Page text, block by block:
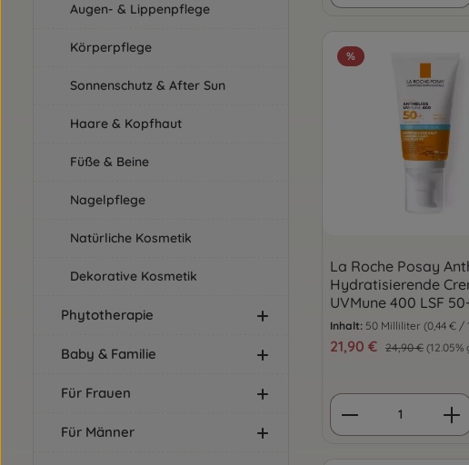
Augen- & Lippenpflege
Körperpflege
Sonnenschutz & After Sun
Haare & Kopfhaut
Füße & Beine
Nagelpflege
Natürliche Kosmetik
Dekorative Kosmetik
Phytotherapie
Baby & Familie
Für Frauen
Für Männer
%
La Roche Posay
Hydratisierende
UVMune 400 LSF
Inhalt: 50 Milliliter (0,44 € /
Verkaufspreis:
21,90 € Regulärer Preis:
24,90 €
Produkt